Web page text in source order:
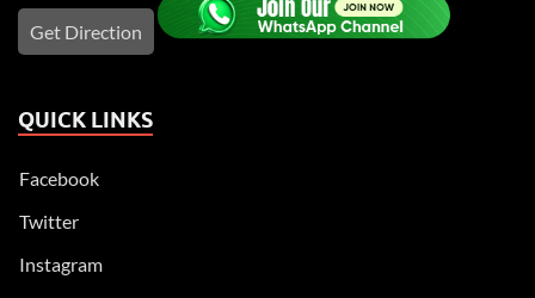
Get Direction
QUICK LINKS
Facebook
Twitter
Instagram